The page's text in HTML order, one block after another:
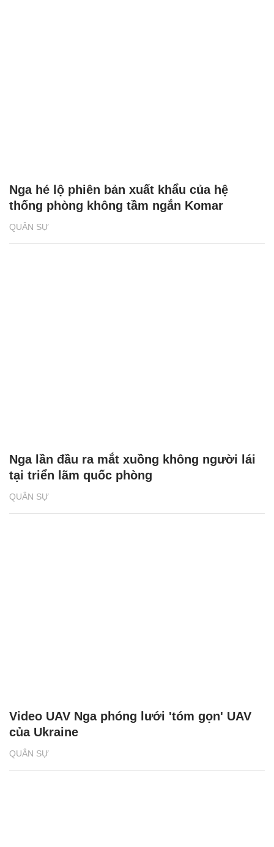
QUÂN SỰ
Nga hé lộ phiên bản xuất khẩu của hệ
thống phòng không tầm ngắn Komar
QUÂN SỰ
Nga lần đầu ra mắt xuồng không người lái
tại triển lãm quốc phòng
QUÂN SỰ
Video UAV Nga phóng lưới 'tóm gọn' UAV
của Ukraine